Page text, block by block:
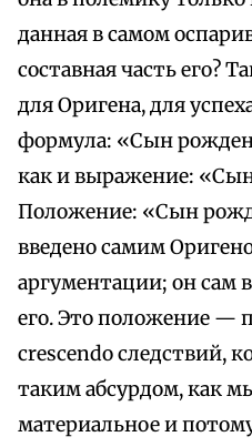
данная в самом
составная часть его?
для Оригена, для
формула: «Сын
как и выражение:
Положение: «Сын
введено самим
аргументации; он сам
его. Это положение —
crescendo следствий,
таким абсурдом, как
материальное и